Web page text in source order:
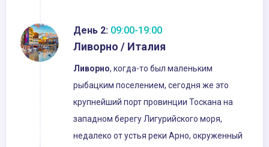
День 2: 09:00-19:00
Ливорно / Италия
Ливорно, когда-то был маленьким
рыбацким поселением, сегодня же это
крупнейший порт провинции Тоскана на
западном берегу Лигурийского моря,
недалеко от устья реки Арно, окруженный